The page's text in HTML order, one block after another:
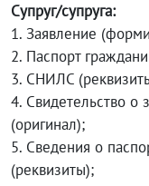
Супруг/супруга:
1. Заявление
2. Паспорт
3. СНИЛС
4. Свидетельство о
(оригинал);
5. Сведения о
(реквизиты);